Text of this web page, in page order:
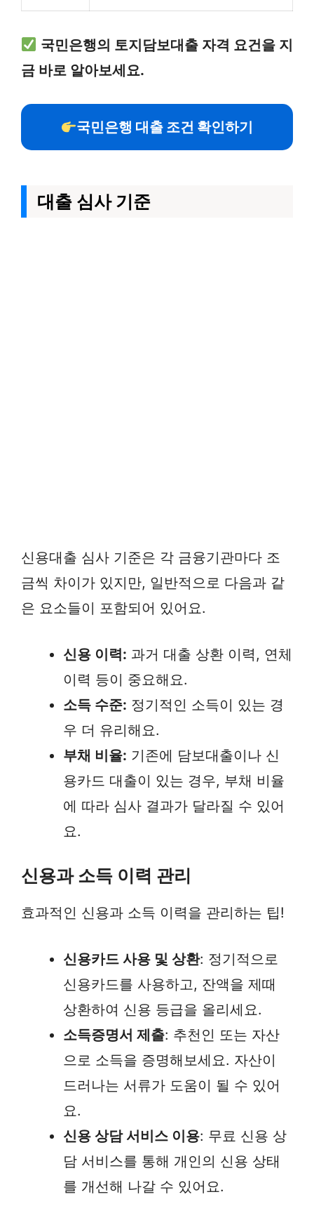
국민은행의 토지담보대출 자격 요건을 지
금 바로 알아보세요.
국민은행 대출 조건 확인하기
대출 심사 기준
신용대출 심사 기준은 각 금융기관마다 조
금씩 차이가 있지만, 일반적으로 다음과 같
은 요소들이 포함되어 있어요.
신용 이력: 과거 대출 상환 이력, 연체
이력 등이 중요해요.
소득 수준: 정기적인 소득이 있는 경
우 더 유리해요.
부채 비율: 기존에 담보대출이나 신
용카드 대출이 있는 경우, 부채 비율
에 따라 심사 결과가 달라질 수 있어
요.
신용과 소득 이력 관리
효과적인 신용과 소득 이력을 관리하는 팁!
신용카드 사용 및 상환: 정기적으로
신용카드를 사용하고, 잔액을 제때
상환하여 신용 등급을 올리세요.
소득증명서 제출: 추천인 또는 자산
으로 소득을 증명해보세요. 자산이
드러나는 서류가 도움이 될 수 있어
요.
신용 상담 서비스 이용: 무료 신용 상
담 서비스를 통해 개인의 신용 상태
를 개선해 나갈 수 있어요.